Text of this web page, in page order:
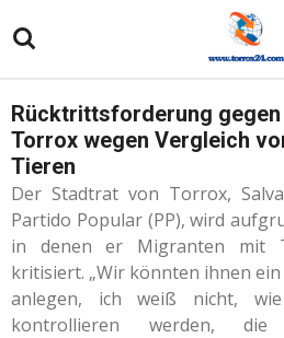
Hauptinhalt
Rücktrittsforderung
Torrox wegen Vergleich
Tieren
Der Stadtrat von Torrox,
Partido Popular (PP), wird
in denen er Migranten mit
kritisiert. „Wir könnten ihnen
anlegen, ich weiß nicht,
kontrollieren werden,